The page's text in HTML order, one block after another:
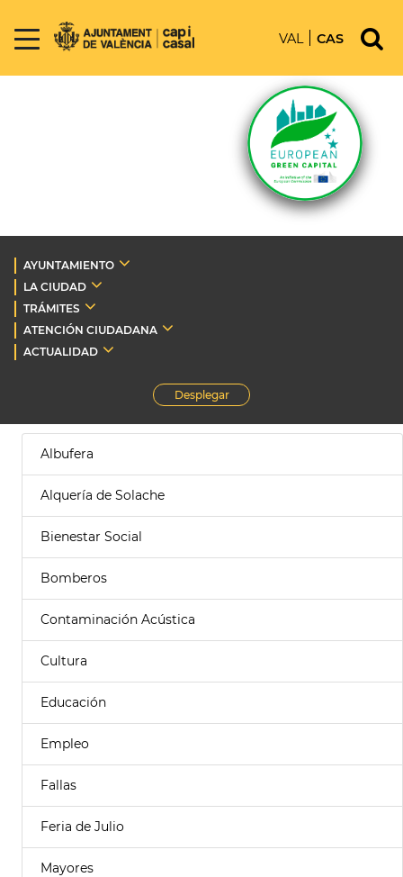
VAL CAS
AYUNTAMIENTO
LA CIUDAD
TRÁMITES
ATENCIÓN CIUDADANA
ACTUALIDAD
Desplegar
Albufera
Alquería de Solache
Bienestar Social
Bomberos
Contaminación Acústica
Cultura
Educación
Empleo
Fallas
Feria de Julio
Mayores